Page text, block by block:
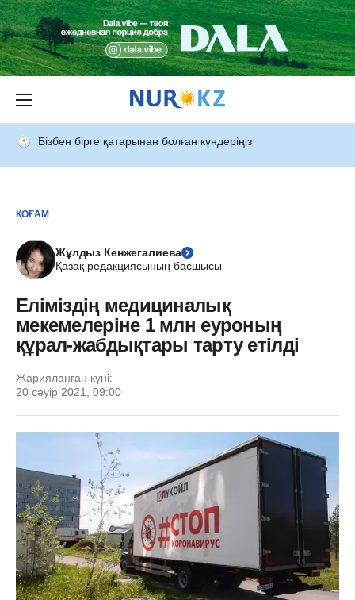
Бізбен бірге қатарынан болған күндеріңіз
ҚОҒАМ
Жұлдыз Кенжегалиева
Қазақ редакциясының басшысы
Еліміздің медициналық
мекемелеріне 1 млн еуроның
құрал-жабдықтары тарту етілді
Жарияланған күні:
20 сәуір 2021, 09:00